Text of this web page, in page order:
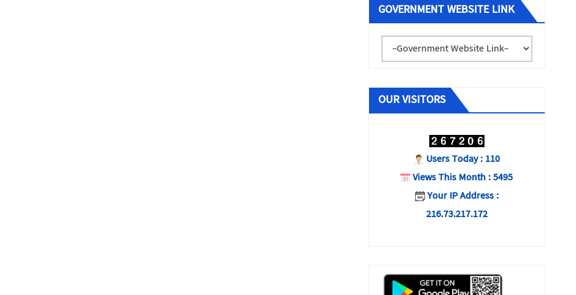
GOVERNMENT WEBSITE LINK
OUR VISITORS
Users Today : 110
Views This Month : 5495
Your IP Address :
216.73.217.172